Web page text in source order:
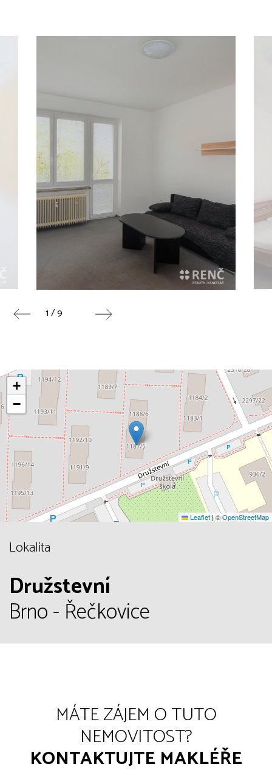
1 / 9
+
−
Leaflet |©OpenStreetMap
Lokalita
Družstevní
Brno - Řečkovice
MÁTE ZÁJEM O TUTO
NEMOVITOST?
KONTAKTUJTE MAKLÉŘE